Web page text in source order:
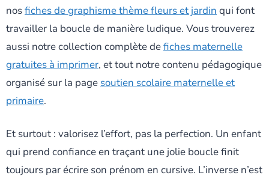
nosfiches de graphisme thème fleurs et jardin qui font
travailler la boucle de manière ludique. Vous trouverez
aussi notre collection complète defiches maternelle
gratuites à imprimer, et tout notre contenu pédagogique
organisé sur la page soutien scolaire maternelle et
primaire.
Et surtout : valorisez l’effort, pas la perfection. Un enfant
qui prend confiance en traçant une jolie boucle finit
toujours par écrire son prénom en cursive. L’inverse n’est